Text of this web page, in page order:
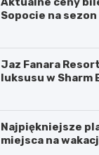
Sopocie na
Jaz Fanara
luksusu w Sharm
Najpiękniejsze
miejsca na